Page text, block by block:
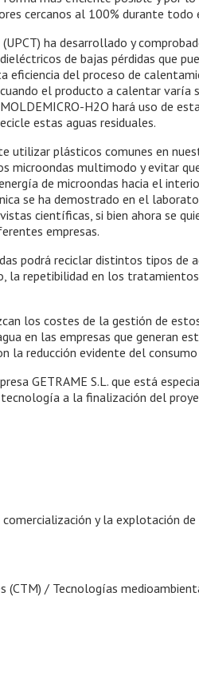
cercanos al 100% durante todo
ha desarrollado y
de bajas pérdidas que
eficiencia del proceso de
el producto a calentar varía
H2O hará uso de
estas aguas residuales.
utilizar plásticos comunes en
microondas multimodo y evitar
de microondas hacia el
se ha demostrado en el
científicas, si bien ahora se
empresas.
podrá reciclar distintos tipos de
la repetibilidad en los
los costes de la gestión de
en las empresas que generan
la reducción evidente del consumo
GETRAME S.L. que está
a la finalización del
comercialización y la explotación
(CTM) / Tecnologías